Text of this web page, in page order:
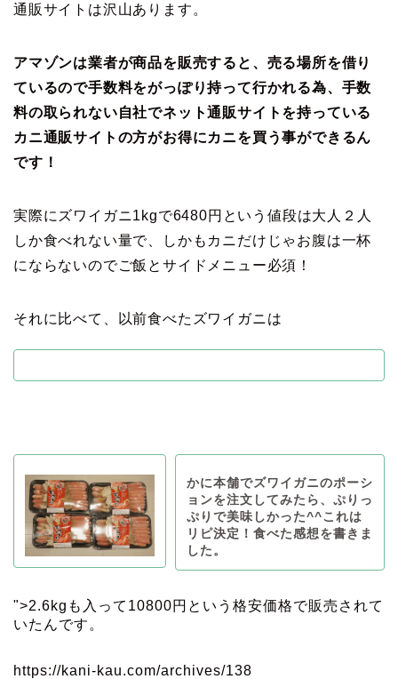
通販サイトは沢山あります。
アマゾンは業者が商品を販売すると、売る場所を借り
ているので手数料をがっぽり持って行かれる為、手数
料の取られない自社でネット通販サイトを持っている
カニ通販サイトの方がお得にカニを買う事ができるん
です！
実際にズワイガニ1kgで6480円という値段は大人２人
しか食べれない量で、しかもカニだけじゃお腹は一杯
にならないのでご飯とサイドメニュー必須！
それに比べて、以前食べたズワイガニは
かに本舗でズワイガニのポーシ
ョンを注文してみたら、ぷりっ
ぷりで美味しかった^^これは
リピ決定！食べた感想を書きま
した。
">2.6kgも入って10800円という格安価格で販売されて
いたんです。
https://kani-kau.com/archives/138